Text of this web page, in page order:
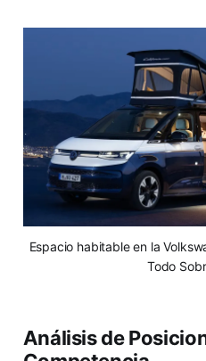
Espacio habitable en la
Todo
Análisis de